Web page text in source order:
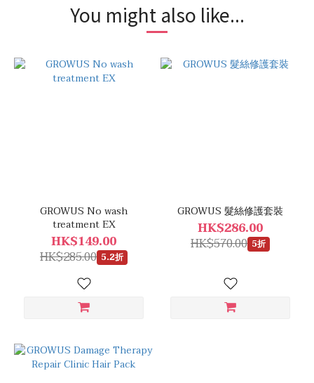
You might also like...
GROWUS No wash
treatment EX
HK$149.00
HK$285.00 5.2折
GROWUS 髮絲修護套裝
HK$286.00
HK$570.00 5折